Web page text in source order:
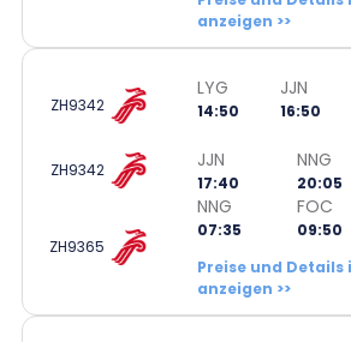
anzeigen >>
ZH9342
LYG
14:50
JJN
16:50
ZH9342 JJN
17:40
NNG
20:05
ZH9365
NNG
07:35
FOC
09:50
Preise und Details
anzeigen >>